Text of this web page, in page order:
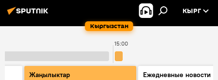
Кыргызстан
КЫРГ
15:00
Жаңылыктар
Ежедневные новости